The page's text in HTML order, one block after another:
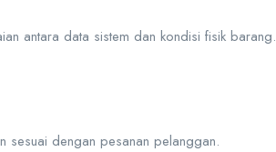
antara data sistem dan kondisi fisik barang.
sesuai dengan pesanan pelanggan.